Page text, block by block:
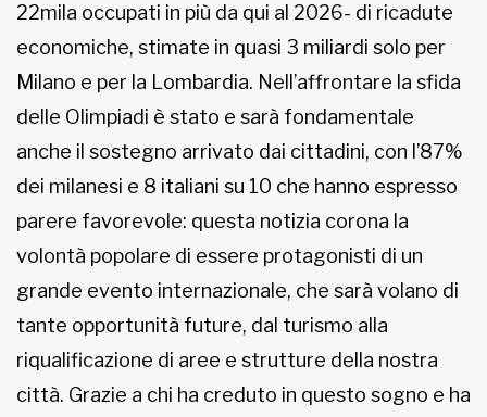
22mila occupati in più da qui al 2026- di ricadute
economiche, stimate in quasi 3 miliardi solo per
Milano e per la Lombardia. Nell’affrontare la sfida
delle Olimpiadi è stato e sarà fondamentale
anche il sostegno arrivato dai cittadini, con l’87%
dei milanesi e 8 italiani su 10 che hanno espresso
parere favorevole: questa notizia corona la
volontà popolare di essere protagonisti di un
grande evento internazionale, che sarà volano di
tante opportunità future, dal turismo alla
riqualificazione di aree e strutture della nostra
città. Grazie a chi ha creduto in questo sogno e ha